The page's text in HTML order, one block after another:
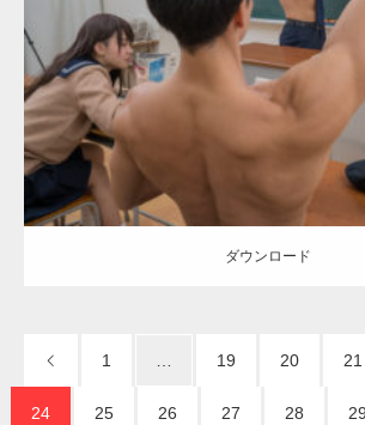
Category: 学校のマッチョ kaichan 外資系筋肉
チョ) 背中 肩
ダウンロード
ダウンロード
1 19 20 21
24 25 26 27 28 29
【TV】TBS番組「ひるお
ラスが紹介されま…
TOKYO FMラジオ番組「
で紹介さ…
た（6/8放送）